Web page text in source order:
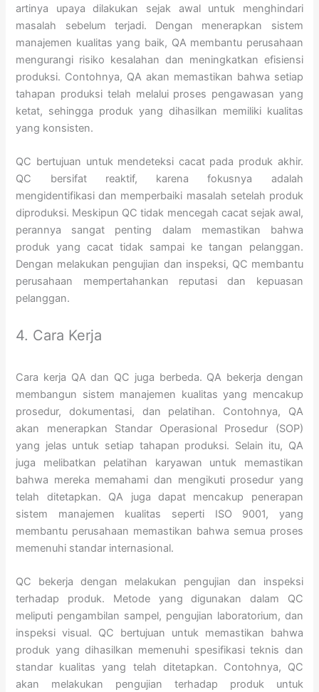
artinya upaya dilakukan sejak awal untuk menghindari
masalah sebelum terjadi. Dengan menerapkan sistem
manajemen kualitas yang baik, QA membantu perusahaan
mengurangi risiko kesalahan dan meningkatkan efisiensi
produksi. Contohnya, QA akan memastikan bahwa setiap
tahapan produksi telah melalui proses pengawasan yang
ketat, sehingga produk yang dihasilkan memiliki kualitas
yang konsisten.
QC bertujuan untuk mendeteksi cacat pada produk akhir.
QC bersifat reaktif, karena fokusnya adalah
mengidentifikasi dan memperbaiki masalah setelah produk
diproduksi. Meskipun QC tidak mencegah cacat sejak awal,
perannya sangat penting dalam memastikan bahwa
produk yang cacat tidak sampai ke tangan pelanggan.
Dengan melakukan pengujian dan inspeksi, QC membantu
perusahaan mempertahankan reputasi dan kepuasan
pelanggan.
4. Cara Kerja
Cara kerja QA dan QC juga berbeda. QA bekerja dengan
membangun sistem manajemen kualitas yang mencakup
prosedur, dokumentasi, dan pelatihan. Contohnya, QA
akan menerapkan Standar Operasional Prosedur (SOP)
yang jelas untuk setiap tahapan produksi. Selain itu, QA
juga melibatkan pelatihan karyawan untuk memastikan
bahwa mereka memahami dan mengikuti prosedur yang
telah ditetapkan. QA juga dapat mencakup penerapan
sistem manajemen kualitas seperti ISO 9001, yang
membantu perusahaan memastikan bahwa semua proses
memenuhi standar internasional.
QC bekerja dengan melakukan pengujian dan inspeksi
terhadap produk. Metode yang digunakan dalam QC
meliputi pengambilan sampel, pengujian laboratorium, dan
inspeksi visual. QC bertujuan untuk memastikan bahwa
produk yang dihasilkan memenuhi spesifikasi teknis dan
standar kualitas yang telah ditetapkan. Contohnya, QC
akan melakukan pengujian terhadap produk untuk